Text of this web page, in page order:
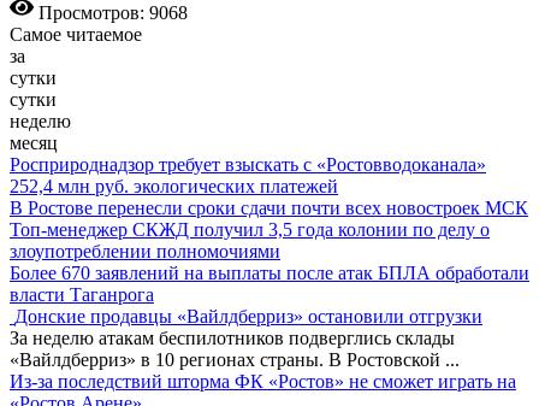
Просмотров: 9068
Самое читаемое
за
сутки
сутки
неделю
месяц
Росприроднадзор требует взыскать с «Ростовводоканала»
252,4 млн руб. экологических платежей
В Ростове перенесли сроки сдачи почти всех новостроек МСК
Топ-менеджер СКЖД получил 3,5 года колонии по делу о
злоупотреблении полномочиями
Более 670 заявлений на выплаты после атак БПЛА обработали
власти Таганрога
Донские продавцы «Вайлдберриз» остановили отгрузки
За неделю атакам беспилотников подверглись склады
«Вайлдберриз» в 10 регионах страны. В Ростовской ...
Из-за последствий шторма ФК «Ростов» не сможет играть на